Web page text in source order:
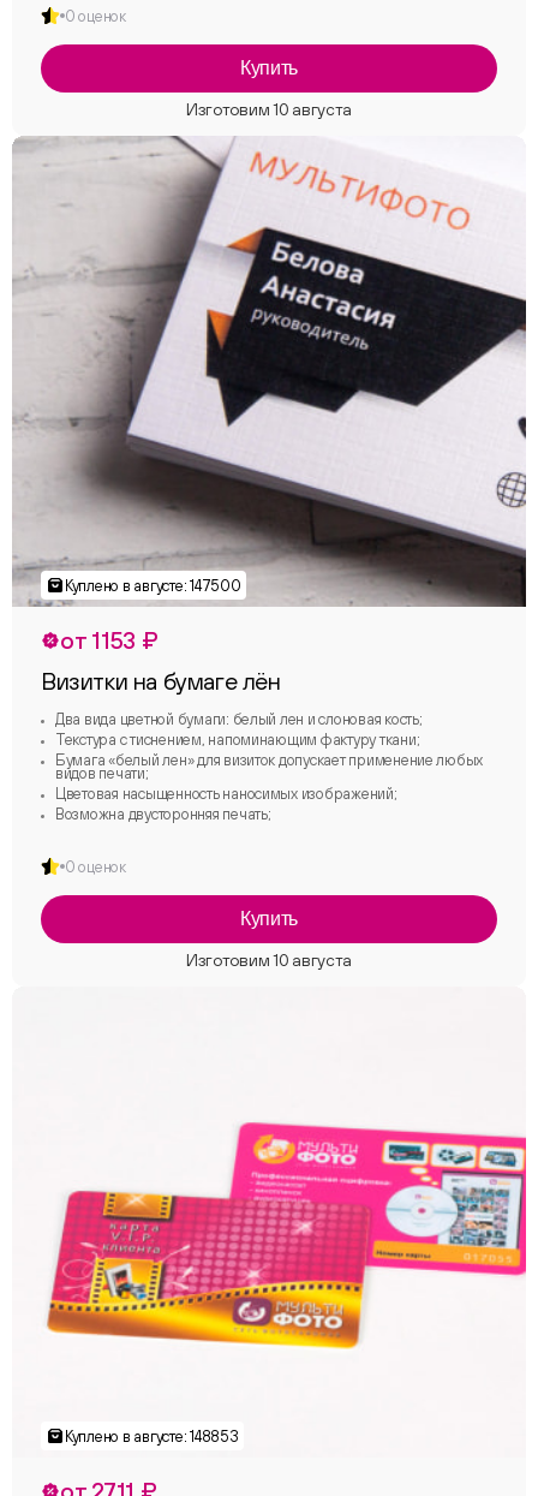
0 оценок
Купить
от 1153 ₽
Визитки на бумаге лён
Два вида цветной бумаги: белый лен и слоновая кость;
Текстура с тиснением, напоминающим фактуру ткани;
Бумага «белый лен» для визиток допускает применение любых
видов печати;
Цветовая насыщенность наносимых изображений;
Возможна двусторонняя печать;
0 оценок
Купить